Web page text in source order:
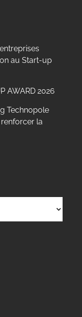
au Start-up
AWARD 2026
Technopole
la